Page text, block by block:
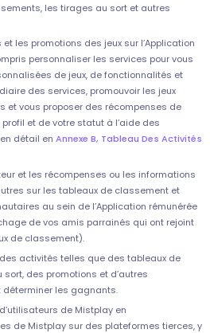
les tirages au sort et autres
les promotions des jeux sur l’Application
personnaliser les services pour vous
de jeux, de fonctionnalités et
des services, promouvoir les jeux
et vous proposer des récompenses de
et de votre statut à l’aide des
détail en Annexe B, Tableau Des Activités
et les récompenses ou les informations
sur les tableaux de classement et
au sein de l’Application rémunérée
de vos amis parrainés qui ont rejoint
de classement).
activités telles que des tableaux de
des promotions et d’autres
déterminer les gagnants.
de Mistplay en
de Mistplay sur des plateformes tierces, y